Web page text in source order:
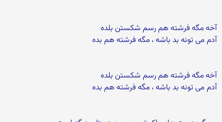
آخه مگه فرشته هم رسم شکستن بلده
آدم می تونه بد باشه ، مگه فرشته هم بده
آخه مگه فرشته هم رسم شکستن بلده
آدم می تونه بد باشه ، مگه فرشته هم بده